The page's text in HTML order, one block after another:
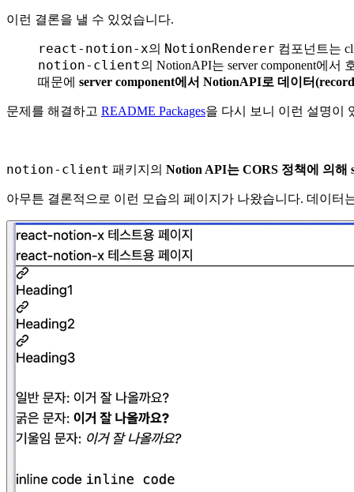
이런 결론을 낼 수 있었습니다.
react-notion-x의 NotionRenderer 컴포넌트는
notion-client의 NotionAPI는 server component에서
때문에 server component에서 NotionAPI로 데이터
문제를 해결하고 README Packages을 다시 보니 이런 설명이
notion-client 패키지의 Notion API는 CORS 정책에 의해
아무튼 결론적으로 이런 모습의 페이지가 나왔습니다. 데이터